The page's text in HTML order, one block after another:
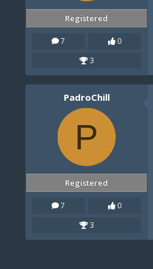
Registered
7
0
3
PadroChill
P
Registered
7
0
3